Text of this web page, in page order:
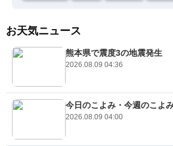
お天気ニュース
熊本県で震度3の地震発生
2026.08.09 04:36
今日のこよみ・今週のこよ
2026.08.09 04:00